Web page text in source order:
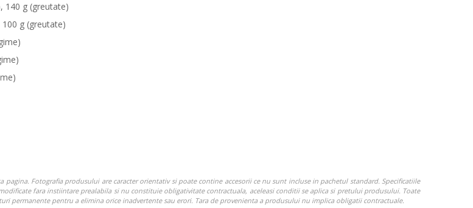
140 g (greutate)
g (greutate)
Fotografia produsului are caracter orientativ si poate contine accesorii ce nu sunt incluse in pachetul standard. Specificatiile
fara instiintare prealabila si nu constituie obligativitate contractuala, aceleasi conditii se aplica si pretului produsului. Toate
permanente pentru a elimina orice inadvertente sau erori. Tara de provenienta a produsului nu implica obligatii contractuale.